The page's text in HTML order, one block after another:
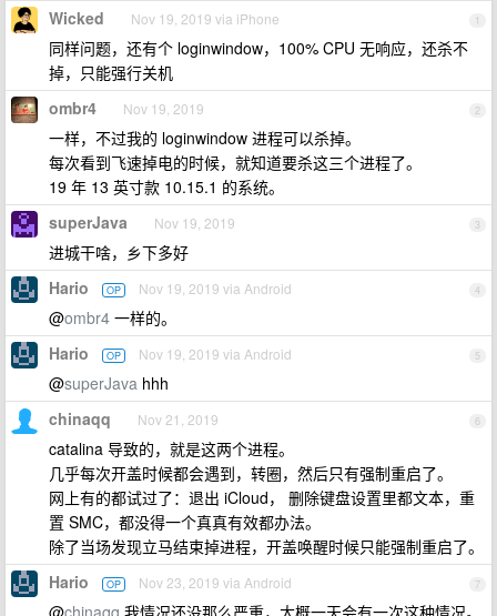
1
Wicked Nov 19, 2019 via iPhone
同样问题，还有个 loginwindow，100% CPU 无响应，还杀不
掉，只能强行关机
2
ombr4 Nov 19, 2019
一样，不过我的 loginwindow 进程可以杀掉。
每次看到飞速掉电的时候，就知道要杀这三个进程了。
19 年 13 英寸款 10.15.1 的系统。
3
superJava Nov 19, 2019
进城干啥，乡下多好
4
Hario OP Nov 19, 2019 via Android
@ombr4 一样的。
5
Hario OP Nov 19, 2019 via Android
@superJava hhh
6
chinaqq Nov 21, 2019
catalina 导致的，就是这两个进程。
几乎每次开盖时候都会遇到，转圈，然后只有强制重启了。
网上有的都试过了：退出 iCloud， 删除键盘设置里都文本，重
置 SMC，都没得一个真真有效都办法。
除了当场发现立马结束掉进程，开盖唤醒时候只能强制重启了。
7
Hario OP Nov 23, 2019 via Android
@chinaqq 我情况还没那么严重，大概一天会有一次这种情况。